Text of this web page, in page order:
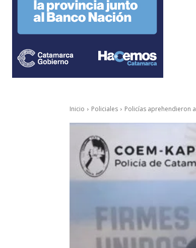
Inicio Policiales Policías aprehendieron